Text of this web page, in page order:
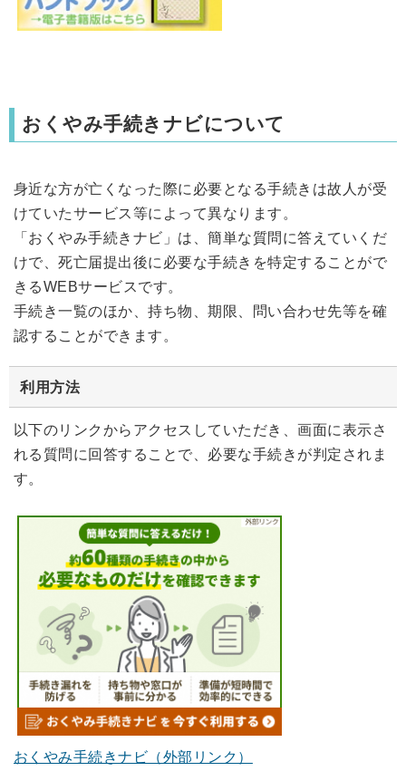
おくやみ手続きナビについて
身近な方が亡くなった際に必要となる手続きは故人が受
けていたサービス等によって異なります。
「おくやみ手続きナビ」は、簡単な質問に答えていくだ
けで、死亡届提出後に必要な手続きを特定することがで
きるWEBサービスです。
手続き一覧のほか、持ち物、期限、問い合わせ先等を確
認することができます。
利用方法
以下のリンクからアクセスしていただき、画面に表示さ
れる質問に回答することで、必要な手続きが判定されま
す。
おくやみ手続きナビ（外部リンク）